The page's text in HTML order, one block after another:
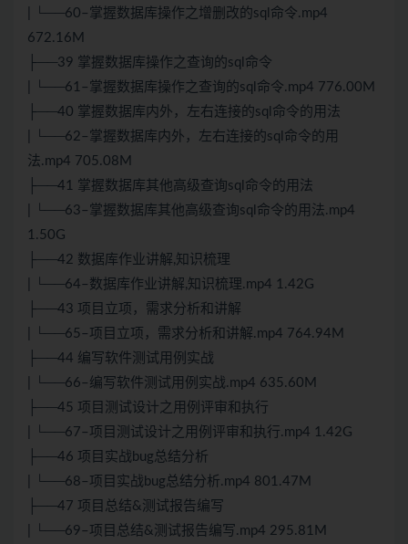
| └──60–掌握数据库操作之增删改的sql命令.mp4
672.16M
├──39 掌握数据库操作之查询的sql命令
| └──61–掌握数据库操作之查询的sql命令.mp4 776.00M
├──40 掌握数据库内外，左右连接的sql命令的用法
| └──62–掌握数据库内外，左右连接的sql命令的用
法.mp4 705.08M
├──41 掌握数据库其他高级查询sql命令的用法
| └──63–掌握数据库其他高级查询sql命令的用法.mp4
1.50G
├──42 数据库作业讲解,知识梳理
| └──64–数据库作业讲解,知识梳理.mp4 1.42G
├──43 项目立项，需求分析和讲解
| └──65–项目立项，需求分析和讲解.mp4 764.94M
├──44 编写软件测试用例实战
| └──66–编写软件测试用例实战.mp4 635.60M
├──45 项目测试设计之用例评审和执行
| └──67–项目测试设计之用例评审和执行.mp4 1.42G
├──46 项目实战bug总结分析
| └──68–项目实战bug总结分析.mp4 801.47M
├──47 项目总结&测试报告编写
| └──69–项目总结&测试报告编写.mp4 295.81M